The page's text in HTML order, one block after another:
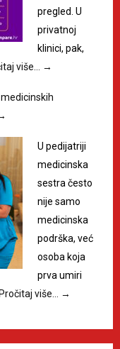
pregled. U
privatnoj
klinici, pak,
više… →
U pedijatriji
medicinska
sestra često
nije samo
medicinska
podrška, već
osoba koja
prva umiri
Pročitaj više… →